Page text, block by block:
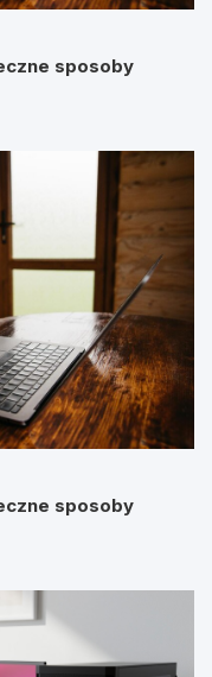
sposoby
sposoby